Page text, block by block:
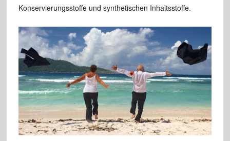
Konservierungsstoffe und synthetischen Inhaltsstoffe.